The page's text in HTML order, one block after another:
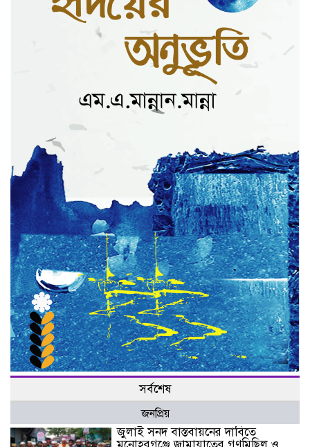
সর্বশেষ
জনপ্রিয়
জুলাই সনদ বাস্তবায়নের দাবিতে